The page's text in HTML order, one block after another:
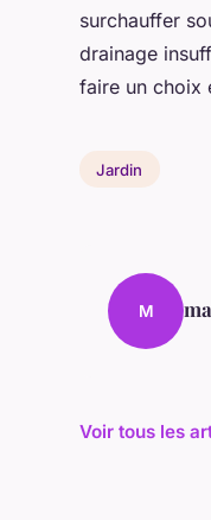
surchauffer
drainage
faire un choix
Jardin
M
Voir tous les